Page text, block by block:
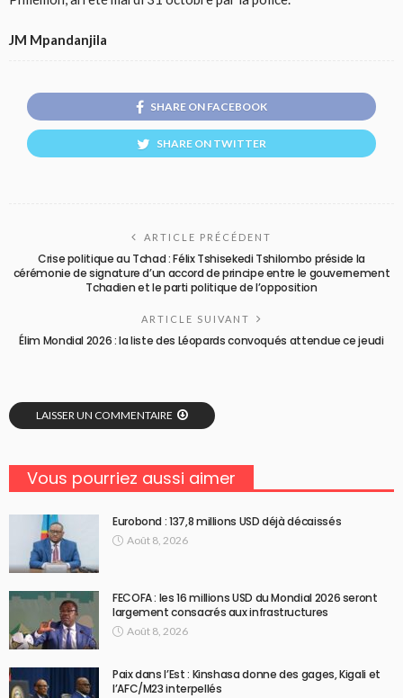
JM Mpandanjila
SHARE ON FACEBOOK
SHARE ON TWITTER
ARTICLE PRÉCÉDENT
Crise politique au Tchad : Félix Tshisekedi Tshilombo préside la
cérémonie de signature d’un accord de principe entre le gouvernement
Tchadien et le parti politique de l’opposition
ARTICLE SUIVANT
Élim Mondial 2026 : la liste des Léopards convoqués attendue ce jeudi
LAISSER UN COMMENTAIRE
Vous pourriez aussi aimer
Eurobond : 137,8 millions USD déjà décaissés
Août 8, 2026
FECOFA : les 16 millions USD du Mondial 2026 seront
largement consacrés aux infrastructures
Août 8, 2026
Paix dans l’Est : Kinshasa donne des gages, Kigali et
l’AFC/M23 interpellés